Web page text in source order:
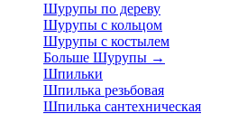
Шурупы по дереву
Шурупы с кольцом
Шурупы с костылем
Больше Шурупы →
Шпильки
Шпилька резьбовая
Шпилька сантехническая